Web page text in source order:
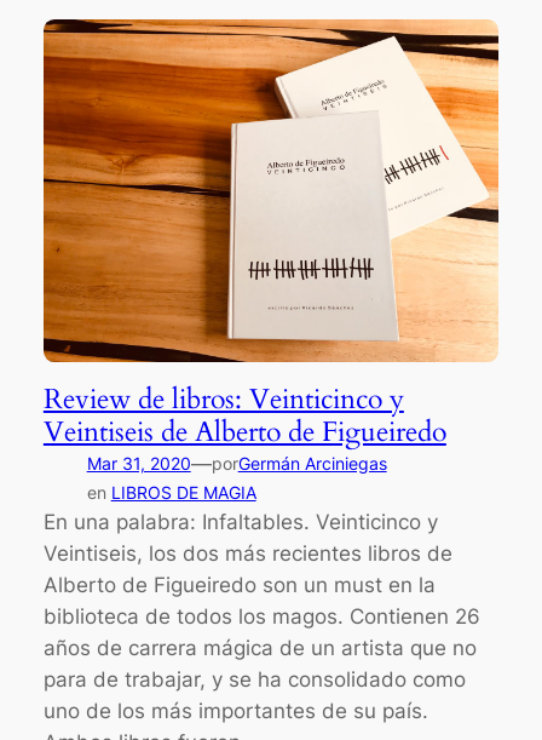
Review de libros: Veinticinco y
Veintiseis de Alberto de Figueiredo
Mar 31, 2020—porGermán Arciniegas
en LIBROS DE MAGIA
En una palabra: Infaltables. Veinticinco y
Veintiseis, los dos más recientes libros de
Alberto de Figueiredo son un must en la
biblioteca de todos los magos. Contienen 26
años de carrera mágica de un artista que no
para de trabajar, y se ha consolidado como
uno de los más importantes de su país.